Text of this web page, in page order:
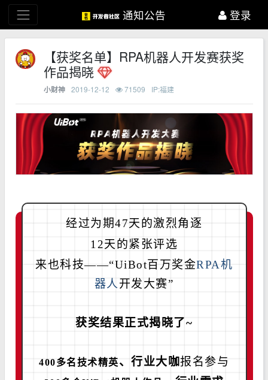
通知公告 登录
【获奖名单】RPA机器人开发赛获奖
作品揭晓
小财神 2019-12-12 71509 IP:福建
经过为期47天的激烈角逐
12天的紧张评选
来也科技——“UiBot百万奖金RPA机
器人开发大赛”
获奖结果正式揭晓了~
400多名技术精英、行业大咖报名参与